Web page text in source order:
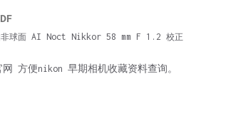
球面AI Noct Nikkor 58 mm F 1.2 校正
网 方便nikon 早期相机收藏资料查询。